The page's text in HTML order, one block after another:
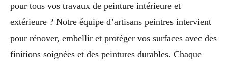
pour tous vos travaux de peinture intérieure et
extérieure ? Notre équipe d’artisans peintres intervient
pour rénover, embellir et protéger vos surfaces avec des
finitions soignées et des peintures durables. Chaque